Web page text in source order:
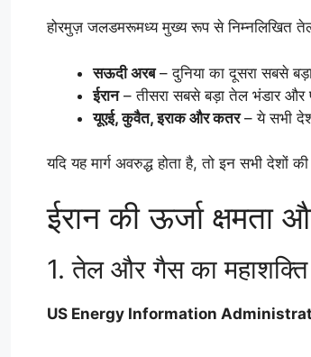
होरमुज़ जलडमरूमध्य मुख्य रूप से निम्नलिखित तेल
सऊदी अरब– दुनिया का दूसरा सबसे
ईरान– तीसरा सबसे बड़ा तेल भंडार और
यूएई, कुवैत, इराक और कतर– ये सभी देश
यदि यह मार्ग अवरुद्ध होता है, तो इन सभी देशों
ईरान की ऊर्जा क्षमता
1. तेल और गैस का महाशक्ति
US Energy Information